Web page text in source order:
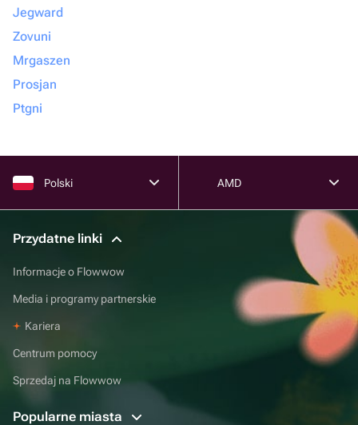
Jegward
Zovuni
Mrgaszen
Prosjan
Ptgni
Polski AMD
Przydatne linki
Informacje o Flowwow
Media i programy partnerskie
Kariera
Centrum pomocy
Sprzedaj na Flowwow
Popularne miasta